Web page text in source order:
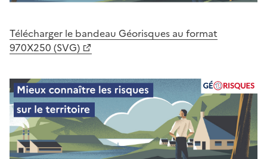
Télécharger le bandeau Géorisques au format
970X250 (SVG)